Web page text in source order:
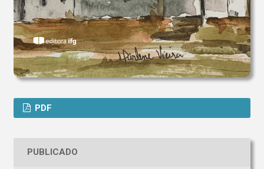
PDF
PUBLICADO